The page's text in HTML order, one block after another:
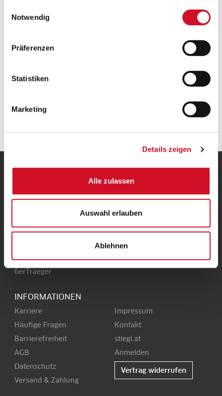
Notwendig
Präferenzen
Statistiken
Marketing
Details zeigen
Alle zulassen
Auswahl erlauben
Ablehnen
Ab einem Bestellwert von 50 Euro wird deine
Bestellung innerhalb Österreichs gratis versendet.
UNSERE HEIMAT
Kendlerstraße 1
+43 50 1492-0
office@stiegl.at
SERVICE
6erTraeger
INFORMATIONEN
Karriere
Häufige Fragen
Barrierefreiheit
AGB
Datenschutz
Versand & Zahlung
Impressum
Kontakt
stiegl.at
Anmelden
Vertrag widerrufen